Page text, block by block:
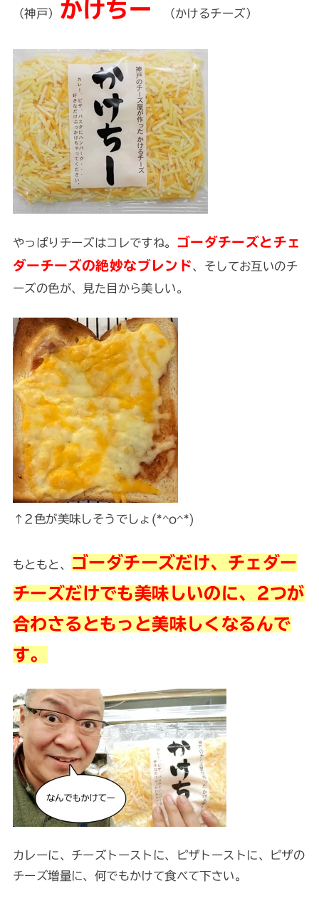
（神戸） かけちー （かけるチーズ）
やっぱりチーズはコレですね。
ゴーダチーズとチェ
ダーチーズの絶妙なブレンド、そしてお互いのチ
ーズの色が、見た目から美しい。
↑2色が美味しそうでしょ(*^o^*)
もともと、
ゴーダチーズだけ、チェダー
チーズだけでも美味しいのに、2つが
合わさるともっと美味しくなるんで
す。
カレーに、チーズトーストに、ピザトーストに、ピザの
チーズ増量に、何でもかけて食べて下さい。